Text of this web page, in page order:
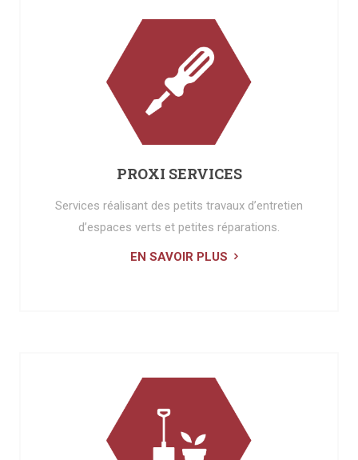
PROXI SERVICES
Services réalisant des petits travaux d’entretien
d’espaces verts et petites réparations.
EN SAVOIR PLUS